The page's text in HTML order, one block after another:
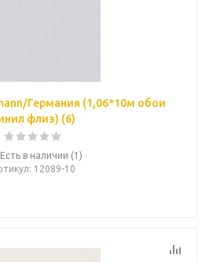
Германия (1,06*10м обои
флиз) (6)
Есть в наличии (1)
: 12089-10